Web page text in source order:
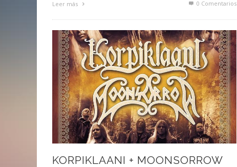
Leer más 0 Comentarios
KORPIKLAANI + MOONSORROW